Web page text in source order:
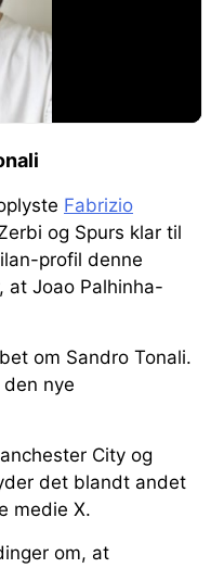
Fabrizio
og Spurs klar til
profil denne
at Joao Palhinha-
om Sandro Tonali.
nye
City og
det blandt andet
medie X.
om, at